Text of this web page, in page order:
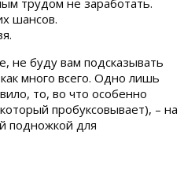
трудом не заработать.
шансов.
не буду вам подсказывать
много всего. Одно лишь
то, во что особенно
пробуксовывает), – на
подножкой для